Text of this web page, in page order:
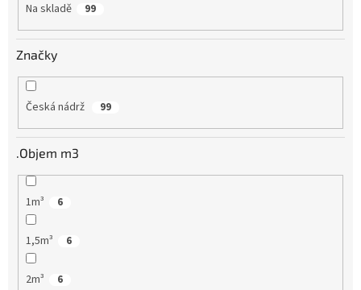
Na skladě 99
Značky
Česká nádrž 99
.Objem m3
1m³ 6
1,5m³ 6
2m³ 6